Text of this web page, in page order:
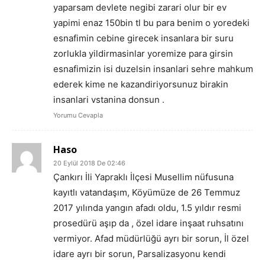
yaparsam devlete negibi zarari olur bir ev
yapimi enaz 150bin tl bu para benim o yoredeki
esnafimin cebine girecek insanlara bir suru
zorlukla yildirmasinlar yoremize para girsin
esnafimizin isi duzelsin insanlari sehre mahkum
ederek kime ne kazandiriyorsunuz birakin
insanlari vstanina donsun .
Yorumu Cevapla
Haso
20 Eylül 2018 De 02:46
Çankırı İli Yapraklı İlçesi Musellim nüfusuna
kayıtlı vatandaşım, Köyümüze de 26 Temmuz
2017 yılında yangın afadı oldu, 1.5 yıldır resmi
prosedürü aşıp da , özel idare inşaat ruhsatını
vermiyor. Afad müdürlüğü ayrı bir sorun, İl özel
idare ayrı bir sorun, Parsalizasyonu kendi